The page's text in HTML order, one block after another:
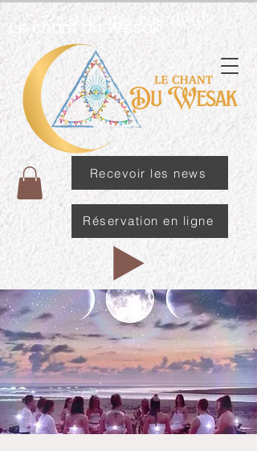
Le chant du Wesak
Recevoir les news
Praticiens résidents
Réservation en ligne